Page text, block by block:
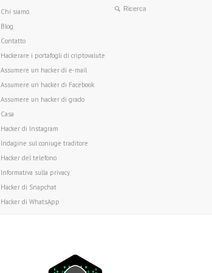
Chi siamo
Blog
Contatto
Hackerare i portafogli di criptovalute
Assumere un hacker di e-mail
Assumere un hacker di Facebook
Assumere un hacker di grado
Casa
Hacker di Instagram
Indagine sul coniuge traditore
Hacker del telefono
Informativa sulla privacy
Hacker di Snapchat
Hacker di WhatsApp